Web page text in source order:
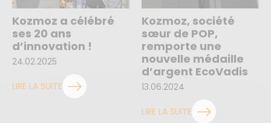
Kozmoz a célébré
ses 20 ans
d’innovation !
24.02.2025
LIRE LA SUITE
Kozmoz, société
sœur de POP,
remporte une
nouvelle médaille
d’argent EcoVadis
13.06.2024
LIRE LA SUITE